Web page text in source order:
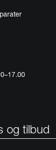
og tilbud